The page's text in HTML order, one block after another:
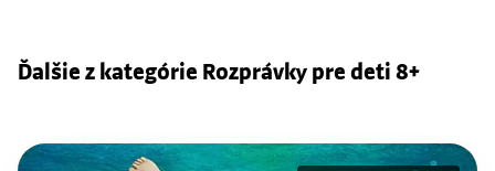
Ďalšie z kategórie Rozprávky pre deti 8+